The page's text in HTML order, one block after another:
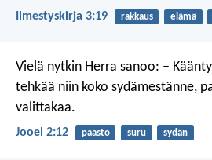
Ilmestyskirja 3:19 rakkaus elämä
Vielä nytkin Herra sanoo: –
tehkää niin koko sydämestänne,
valittakaa.
Jooel 2:12 paasto suru sydän